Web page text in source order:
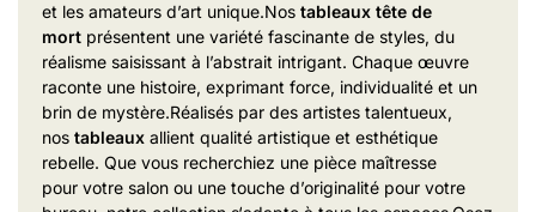
et les amateurs d’art unique.Nos tableaux tête de
mort présentent une variété fascinante de styles, du
réalisme saisissant à l’abstrait intrigant. Chaque œuvre
raconte une histoire, exprimant force, individualité et un
brin de mystère.Réalisés par des artistes talentueux,
nos tableaux allient qualité artistique et esthétique
rebelle. Que vous recherchiez une pièce maîtresse
pour votre salon ou une touche d’originalité pour votre